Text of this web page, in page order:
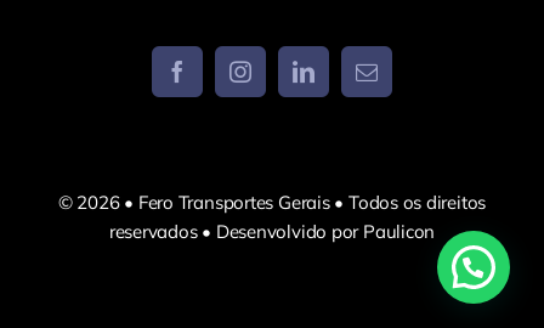
© 2026 • Fero Transportes Gerais • Todos os direitos
reservados • Desenvolvido por Paulicon